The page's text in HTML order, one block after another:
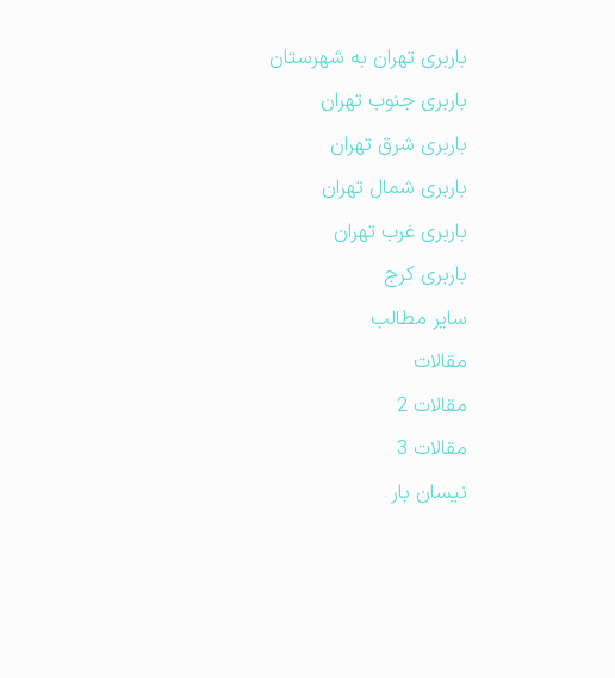
باربری تهران به شهرستان
باربری جنوب تهران
باربری شرق تهران
باربری شمال تهران
باربری غرب تهران
باربری کرج
سایر مطالب
مقالات
مقالات 2
مقالات 3
نیسان بار